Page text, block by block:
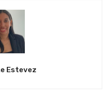
Estevez